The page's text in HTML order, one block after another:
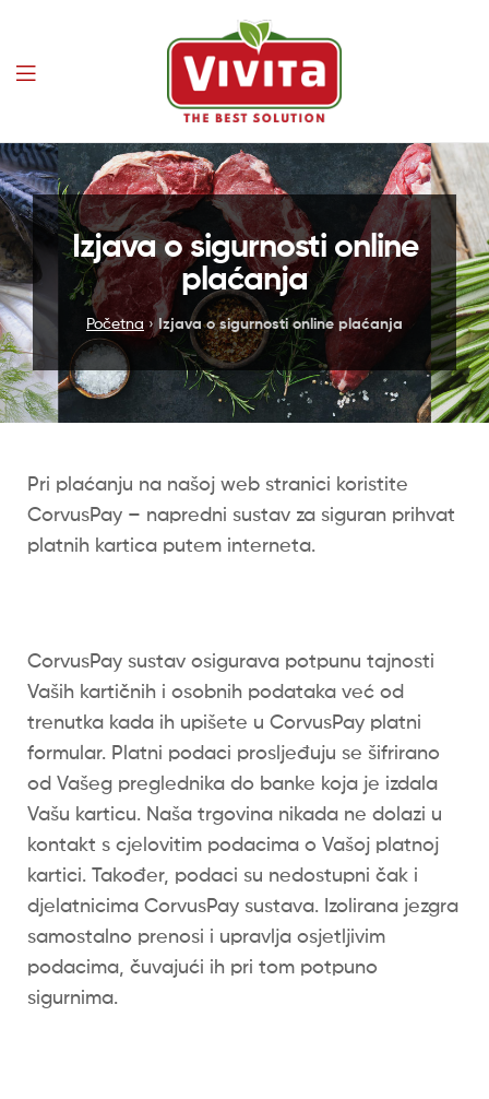
Vivita
Izjava o sigurnosti online
plaćanja
Početna›Izjava o sigurnosti online plaćanja
Pri plaćanju na našoj web stranici koristite
CorvusPay – napredni sustav za siguran prihvat
platnih kartica putem interneta.
CorvusPay sustav osigurava potpunu tajnosti
Vaših kartičnih i osobnih podataka već od
trenutka kada ih upišete u CorvusPay platni
formular. Platni podaci prosljeđuju se šifrirano
od Vašeg preglednika do banke koja je izdala
Vašu karticu. Naša trgovina nikada ne dolazi u
kontakt s cjelovitim podacima o Vašoj platnoj
kartici. Također, podaci su nedostupni čak i
djelatnicima CorvusPay sustava. Izolirana jezgra
samostalno prenosi i upravlja osjetljivim
podacima, čuvajući ih pri tom potpuno
sigurnima.